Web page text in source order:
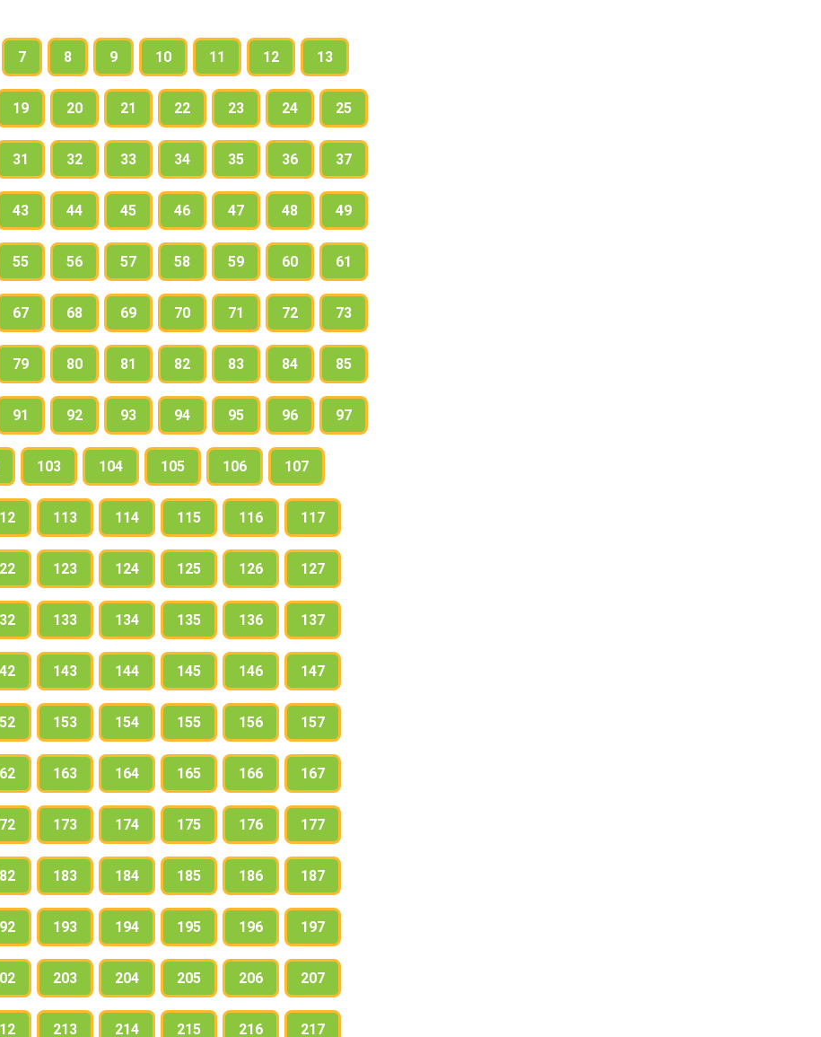
7 8 9 10 11 12 13
19 20 21 22 23 24 25
31 32 33 34 35 36 37
43 44 45 46 47 48 49
55 56 57 58 59 60 61
67 68 69 70 71 72 73
79 80 81 82 83 84 85
91 92 93 94 95 96 97
103 104 105 106 107
113 114 115 116 117
123 124 125 126 127
133 134 135 136 137
143 144 145 146 147
153 154 155 156 157
163 164 165 166 167
173 174 175 176 177
183 184 185 186 187
193 194 195 196 197
203 204 205 206 207
213 214 215 216 217